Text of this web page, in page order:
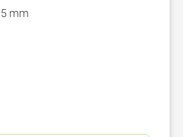
mm